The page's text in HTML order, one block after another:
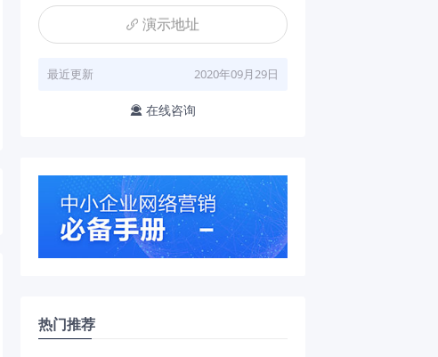
 演示地址
最近更新 2020年09月29日
 在线咨询
热门推荐